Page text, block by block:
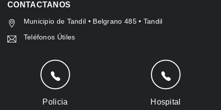
CONTACTANOS
Municipio de Tandil • Belgrano 485 • Tandil
Teléfonos Útiles
Policia Hospital